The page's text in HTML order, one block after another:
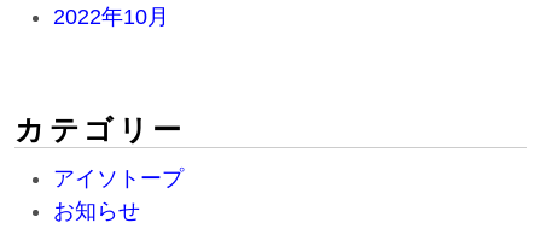
2022年10月
カテゴリー
アイソトープ
お知らせ